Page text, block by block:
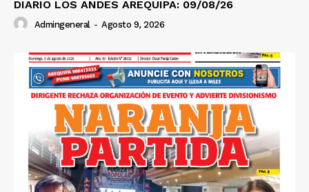
DIARIO LOS ANDES AREQUIPA: 09/08/26
Admingeneral - Agosto 9, 2026